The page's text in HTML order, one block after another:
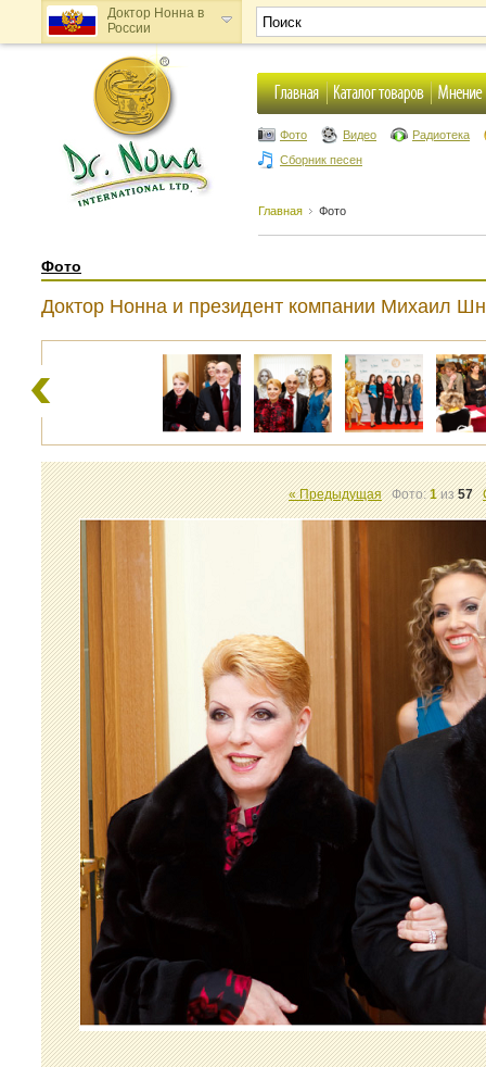
Доктор Нонна в
России
Доктор Нонна в
Украине
Фото Видео
Радиотека
Сборник песен
Главная Фото
Фото
Доктор Нонна и президент компании Михаил
« ПредыдущаяФото:1из57